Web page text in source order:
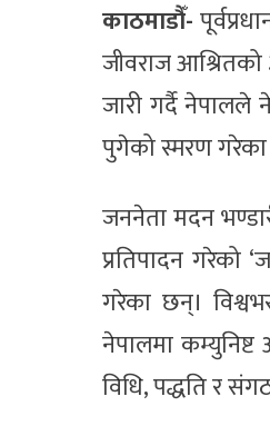
काठमाडौँ-
जीवराज आश्रितको
जारी गर्दै नेपालले
पुगेको स्मरण
जननेता मदन
प्रतिपादन गरेको
गरेका छन्।
नेपालमा
विधि, पद्धति र